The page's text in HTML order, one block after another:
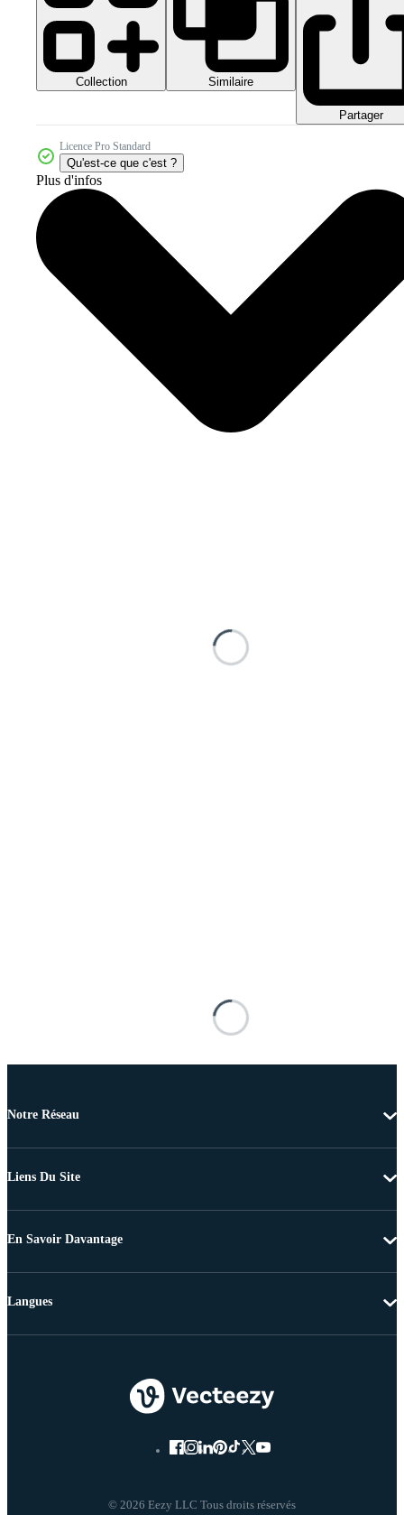
Collection Similaire
Partager
Licence Pro Standard
Qu'est-ce que c'est ?
Plus d'infos
Notre Réseau
Liens Du Site
En Savoir Davantage
© 2026 Eezy LLC Tous droits réservés
Langues